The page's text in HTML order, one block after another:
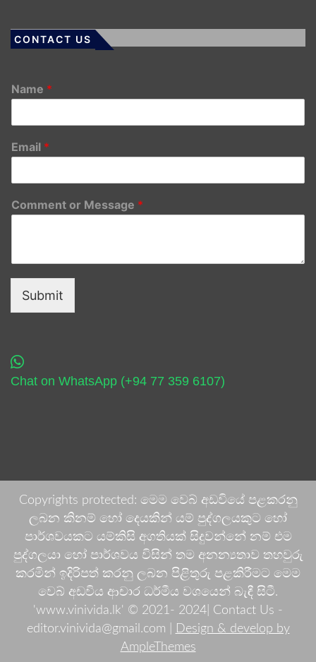
CONTACT US
Name *
Email *
Comment or Message *
Submit
Chat on WhatsApp (+94 77 359 6107)
Copyrights protected: මෙම වෙබ් අඩවියේ පළකරනු
ලබන කිනම් හෝ දෙයකින් යම් පුද්ගලයකුට හෝ
පාර්ශවයකට යම්කිසි අගතියක් සිදුවන්නේ නම් එම
පුද්ගලයා හෝ පාර්ශවය විසින් තම අනන්‍යතාව තහවුරු
කරමින් ඉදිරිපත් කරනු ලබන පිළිතුරු පළකිරීමට මෙම
වෙබ් අඩවිය ආචාර ධර්මීය වශයෙන් බැඳී සිටී.
'www.vinivida.lk' © 2021- 2024| Contact Us -
editor.vinivida@gmail.com |
Design & develop by
AmpleThemes